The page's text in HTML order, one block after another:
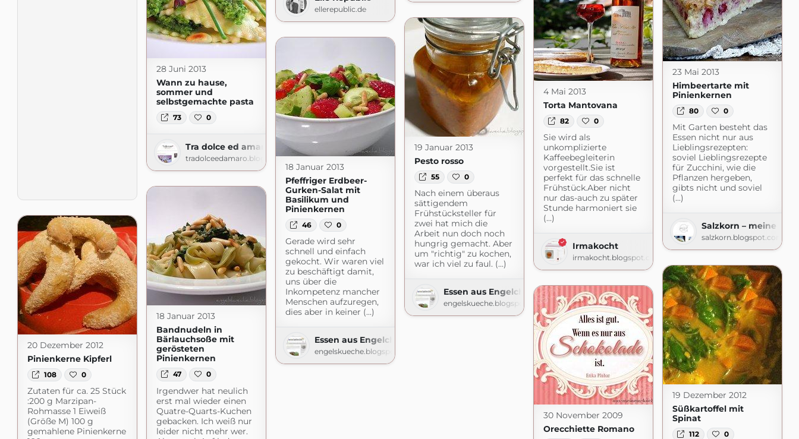
ellerepublic.de
28 Juni 2013
Wann zu hause,
sommer und
selbstgemachte pasta
73 0
Tra dolce ed amaro
tradolceedamaro.blogspot.com
23 Mai 2013
Himbeertarte mit
Pinienkernen
80 0
Mit Garten besteht das
Essen nicht nur aus
Lieblingsrezepten:
soviel Lieblingsrezepte
für Zucchini, wie die
Pflanzen hergeben,
gibts nicht und soviel
(...)
Salzkorn – meine
salzkorn.blogspot.com
4 Mai 2013
Torta Mantovana
82 0
Sie wird als
unkomplizierte
Kaffeebegleiterin
vorgestellt.Sie ist
perfekt für das schnelle
Frühstück.Aber nicht
nur das-auch zu später
Stunde harmoniert sie
(...)
Irmakocht
irmakocht.blogspot.com
19 Januar 2013
Pesto rosso
55 0
Nach einem überaus
sättigendem
Frühstücksteller für
zwei hat mich die
Arbeit nun doch noch
hungrig gemacht. Aber
um "richtig" zu kochen,
war ich viel zu faul. (...)
Essen aus Engelchens Küche
engelskueche.blogspot.com
18 Januar 2013
Pfeffriger Erdbeer-
Gurken-Salat mit
Basilikum und
Pinienkernen
46 0
Gerade wird sehr
schnell und einfach
gekocht. Wir waren viel
zu beschäftigt damit,
uns über die
Inkompetenz mancher
Menschen aufzuregen,
dies aber in keiner (...)
Essen aus Engelchens Küche
engelskueche.blogspot.com
18 Januar 2013
Bandnudeln in
Bärlauchsoße mit
gerösteten
Pinienkernen
47 0
Irgendwer hat neulich
erst mal wieder einen
Quatre-Quarts-Kuchen
gebacken. Ich weiß nur
leider nicht mehr wer.
20 Dezember 2012
Pinienkerne Kipferl
108 0
Zutaten für ca. 25 Stück
:200 g Marzipan-
Rohmasse 1 Eiweiß
(Größe M) 100 g
gemahlene Pinienkerne
19 Dezember 2012
Süßkartoffel mit
Spinat
112 0
30 November 2009
Orecchiette Romano